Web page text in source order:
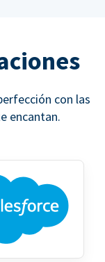
con las
encantan.